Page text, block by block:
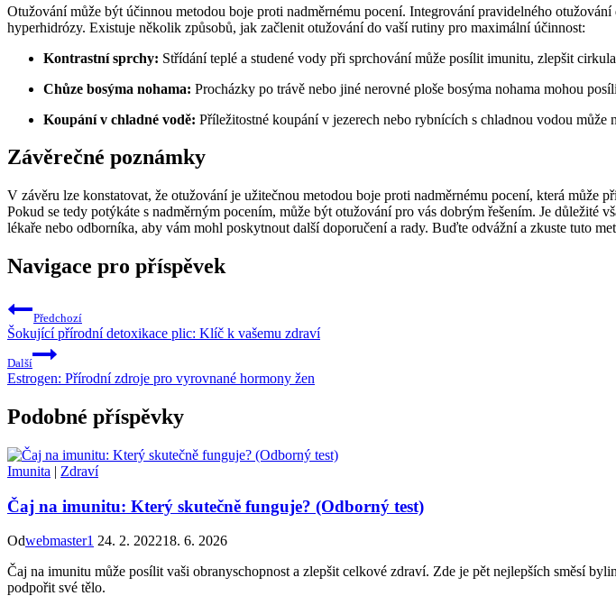
Otužování může být účinnou metodou boje proti nadměrnému pocení. Integrování pravidelného
hyperhidrózy. Existuje několik způsobů, jak začlenit otužování do vaší rutiny pro maximální účinnost:
Kontrastní sprchy: Střídání teplé a studené vody při sprchování může posílit imunitu, zlepšit
Chůze bosýma nohama: Procházky po trávě nebo jiné nerovné ploše bosýma nohama mohou
Koupání v chladné vodě: Příležitostné koupání v jezerech nebo rybnících s chladnou vodou
Závěrečné poznámky
V závěru lze konstatovat, že otužování je užitečnou metodou boje proti nadměrnému pocení, která
Pokud se tedy potýkáte s nadměrným pocením, může být otužování pro vás dobrým řešením. Je důležité
lékaře nebo odborníka, aby vám mohl poskytnout další doporučení a rady. Buďte odvážní a zkuste tuto
Navigace pro příspěvek
Předchozí
Šokující přírodní detoxikace plic: Klíč k vašemu zdraví
Další
Estrogen: Přírodní zdroje pro vyrovnané hormony žen
Podobné příspěvky
Imunita | Zdraví
Čaj na imunitu: Který skutečně funguje? (Odborný test)
Odwebmaster1 24. 2. 202218. 6. 2026
Čaj na imunitu může posílit vaši obranyschopnost a zlepšit celkové zdraví. Zde je pět nejlepších směsí
podpořit své tělo.